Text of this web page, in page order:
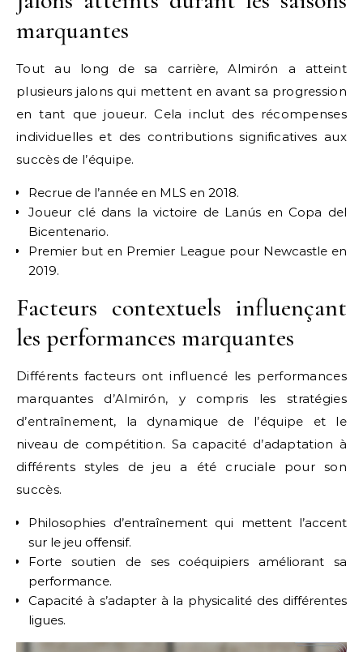
marquantes
Tout au long de sa carrière, Almirón a atteint
plusieurs jalons qui mettent en avant sa progression
en tant que joueur. Cela inclut des récompenses
individuelles et des contributions significatives aux
succès de l’équipe.
Recrue de l’année en MLS en 2018.
Joueur clé dans la victoire de Lanús en Copa del
Bicentenario.
Premier but en Premier League pour Newcastle en
2019.
Facteurs contextuels influençant
les performances marquantes
Différents facteurs ont influencé les performances
marquantes d’Almirón, y compris les stratégies
d’entraînement, la dynamique de l’équipe et le
niveau de compétition. Sa capacité d’adaptation à
différents styles de jeu a été cruciale pour son
succès.
Philosophies d’entraînement qui mettent l’accent
sur le jeu offensif.
Forte soutien de ses coéquipiers améliorant sa
performance.
Capacité à s’adapter à la physicalité des différentes
ligues.